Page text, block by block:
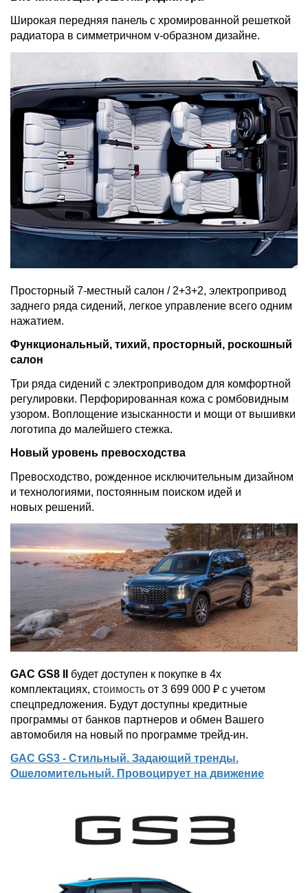
Широкая передняя панель с хромированной решеткой
радиатора в симметричном v-образном дизайне.
Просторный 7-местный салон / 2+3+2, электропривод
заднего ряда сидений, легкое управление всего одним
нажатием.
Функциональный, тихий, просторный, роскошный
салон
Три ряда сидений с электроприводом для комфортной
регулировки. Перфорированная кожа с ромбовидным
узором. Воплощение изысканности и мощи от вышивки
логотипа до малейшего стежка.
Новый уровень превосходства
Превосходство, рожденное исключительным дизайном
и технологиями, постоянным поиском идей и
новых решений.
GAC GS8 II
будет доступен к покупке в 4х
комплектациях, стоимость от 3 699 000 ₽ с учетом
спецпредложения. Будут доступны кредитные
программы от банков партнеров и обмен Вашего
автомобиля на новый по программе трейд-ин.
GAC GS3 - Стильный. Задающий тренды.
Ошеломительный. Провоцирует на движение